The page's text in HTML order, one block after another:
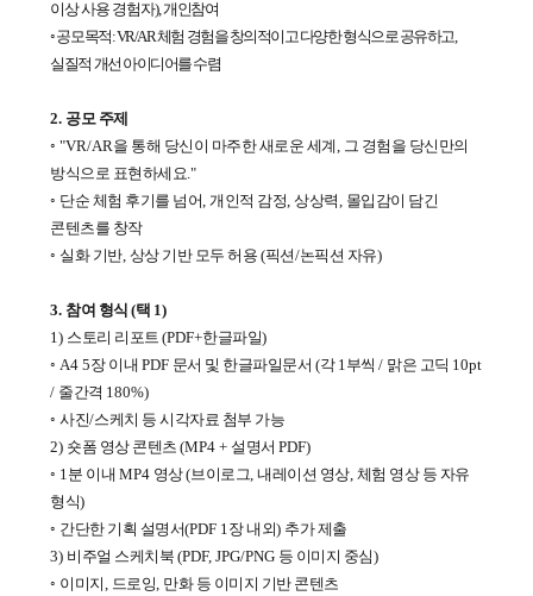
이상 사용 경험자), 개인참여
◦공모목적: VR/AR체험 경험을 창의적이고 다양한 형식으로 공유하고
실질적 개선 아이디어를 수렴
2. 공모 주제
◦"VR/AR을 통해 당신이 마주한 새로운 세계
그 경험을 당신만의
방식으로 표현하세요 ."
◦ 단순 체험 후기를 넘어 개인적 감정 ,상상력 몰입감이 담긴
콘텐츠를 창작
◦ 실화 기반, 상상 기반 모두 허용 (픽션/논픽션 자유)
3. 참여 형식(택 1)
1) 스토리 리포트(PDF+한글파일)
◦ A4 5장 이내 PDF 문서 및 한글파일문서 (각 1 부씩/ 맑은 고딕 10pt
/ 줄간격 180%)
◦사진/스케치 등 시각자료 첨부 가능
2) 숏폼 영상 콘텐츠(MP4 +설명서PDF)
◦ 1 분 이내 MP4 영상(브이로그 ,내레이션 영상, 체험 영상 등 자유
형식)
◦ 간단한 기획 설명서(PDF 1 장 내외) 추가 제출
3) 비주얼 스케치북 (PDF, JPG/PNG 등 이미지 중심)
◦ 이미지 드로잉 만화 등 이미지 기반 콘텐츠